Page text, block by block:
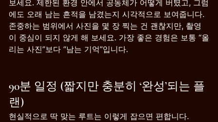
보세요. 제한된 환경 안에서 공동체가 어떻게 버텼고, 그럼
에도 오래 남는 흔적을 남겼는지 시각적으로 보여줍니다.
존중하는 범위에서 사진을 몇 장 찍는 건 괜찮지만, 촬영
이 중심이 되지 않게 해 보세요. 가장 좋은 경험은 보통 “올
리는 사진”보다 “남는 기억”입니다.
90분 일정 (짧지만 충분히 ‘완성’되는 플
랜)
현실적으로 딱 맞는 루트는 이렇게 잡으면 편합니다.